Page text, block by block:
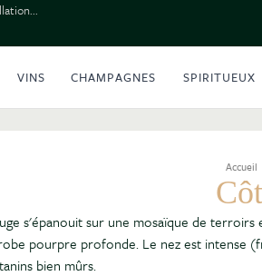
VINS CHAMPAGNES SPIRITUEUX
Accueil
s'épanouit sur une mosaïque de
pourpre profonde. Le nez est intense
bien mûrs.